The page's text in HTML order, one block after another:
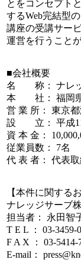
とをコンセプト
するWeb完結型
講座の受講サー
運営を行うこと
■会社概要
名 称： ナレッ
本 社： 福岡県
営 業 所： 東京
設 立： 平成11
資 本 金：
従業員数： 7名
代 表 者： 代表
【本件に関する
ナレッジサーブ
担当者： 永田智
T E L ： 03-3459-
F A X ： 03-5414-
E-mail：